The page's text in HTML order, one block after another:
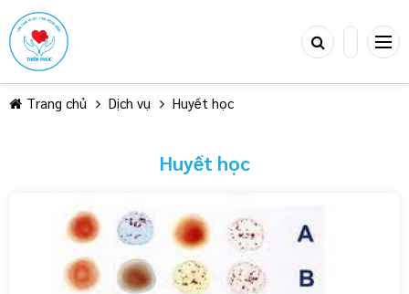
TIẾP TỤC MUA HÀNG
Trang chủ Dịch vụ Huyết học
Huyết học